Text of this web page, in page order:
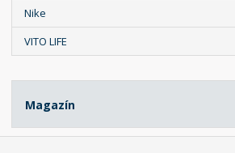
Nike
VITO LIFE
Magazín